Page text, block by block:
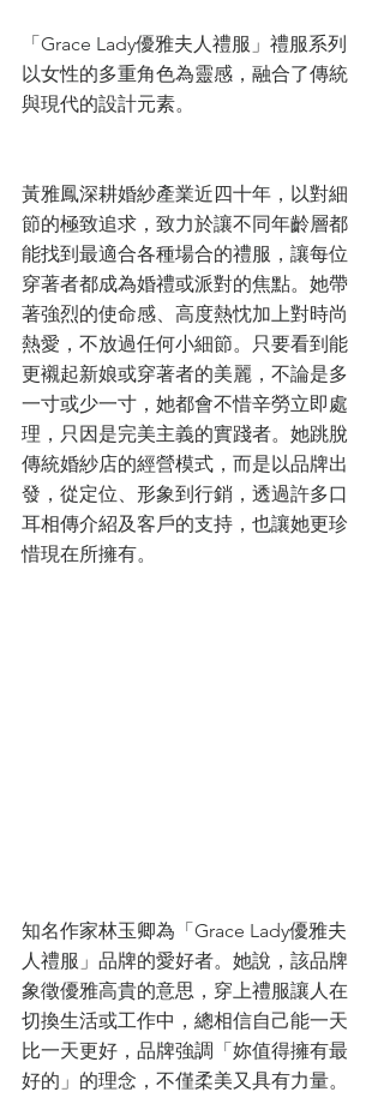
「Grace Lady優雅夫人禮服」禮服系列
以女性的多重角色為靈感，融合了傳統
與現代的設計元素。
黃雅鳳深耕婚紗產業近四十年，以對細
節的極致追求，致力於讓不同年齡層都
能找到最適合各種場合的禮服，讓每位
穿著者都成為婚禮或派對的焦點。她帶
著強烈的使命感、高度熱忱加上對時尚
熱愛，不放過任何小細節。只要看到能
更襯起新娘或穿著者的美麗，不論是多
一寸或少一寸，她都會不惜辛勞立即處
理，只因是完美主義的實踐者。她跳脫
傳統婚紗店的經營模式，而是以品牌出
發，從定位、形象到行銷，透過許多口
耳相傳介紹及客戶的支持，也讓她更珍
惜現在所擁有。
知名作家林玉卿為「Grace Lady優雅夫
人禮服」品牌的愛好者。她說，該品牌
象徵優雅高貴的意思，穿上禮服讓人在
切換生活或工作中，總相信自己能一天
比一天更好，品牌強調「妳值得擁有最
好的」的理念，不僅柔美又具有力量。